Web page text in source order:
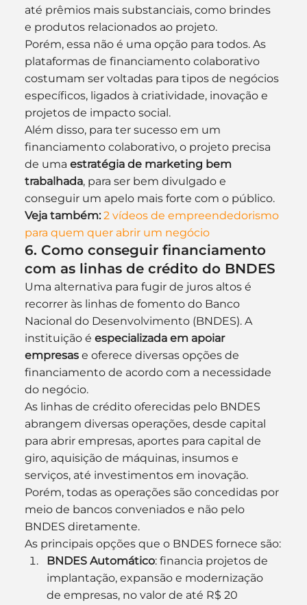
até prêmios mais substanciais, como brindes
e produtos relacionados ao projeto.
Porém, essa não é uma opção para todos. As
plataformas de financiamento colaborativo
costumam ser voltadas para tipos de negócios
específicos, ligados à criatividade, inovação e
projetos de impacto social.
Além disso, para ter sucesso em um
financiamento colaborativo, o projeto precisa
de uma estratégia de marketing bem
trabalhada, para ser bem divulgado e
conseguir um apelo mais forte com o público.
Veja também: 2 vídeos de empreendedorismo
para quem quer abrir um negócio
6. Como conseguir financiamento
com as linhas de crédito do BNDES
Uma alternativa para fugir de juros altos é
recorrer às linhas de fomento do Banco
Nacional do Desenvolvimento (BNDES). A
instituição é especializada em apoiar
empresas e oferece diversas opções de
financiamento de acordo com a necessidade
do negócio.
As linhas de crédito oferecidas pelo BNDES
abrangem diversas operações, desde capital
para abrir empresas, aportes para capital de
giro, aquisição de máquinas, insumos e
serviços, até investimentos em inovação.
Porém, todas as operações são concedidas por
meio de bancos conveniados e não pelo
BNDES diretamente.
As principais opções que o BNDES fornece são:
BNDES Automático: financia projetos de
implantação, expansão e modernização
de empresas, no valor de até R$ 20